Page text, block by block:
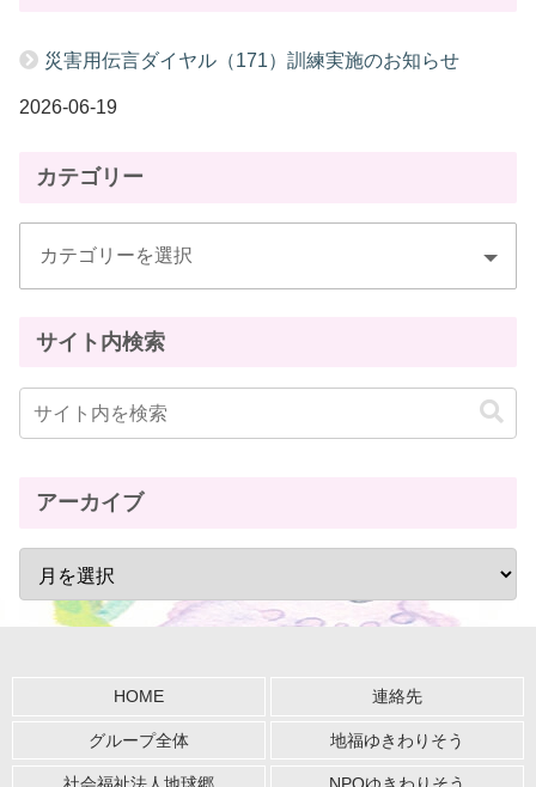
災害用伝言ダイヤル（171）訓練実施のお知らせ
2026-06-19
カテゴリー
サイト内検索
アーカイブ
HOME 連絡先
グループ全体 地福ゆきわりそう